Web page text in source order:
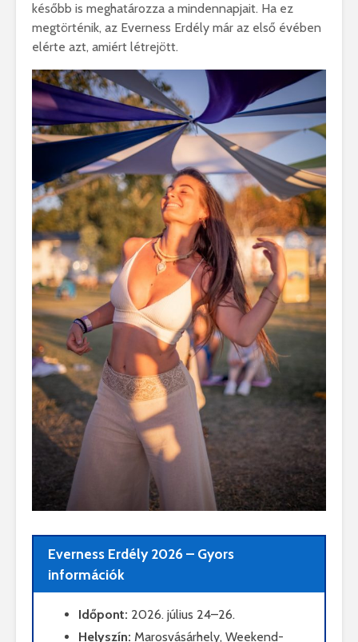
később is meghatározza a mindennapjait. Ha ez
megtörténik, az Everness Erdély már az első évében
elérte azt, amiért létrejött.
Everness Erdély 2026 – Gyors
információk
Időpont: 2026. július 24–26.
Helyszín: Marosvásárhely, Weekend-